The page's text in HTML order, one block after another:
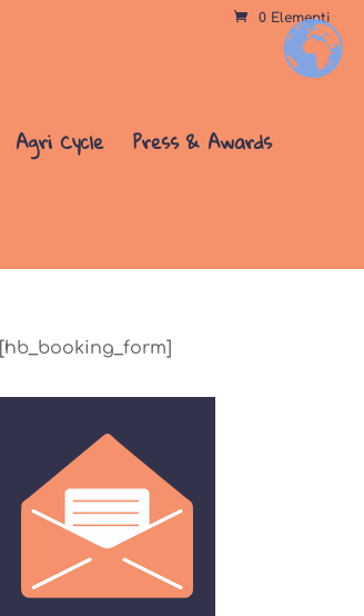
0 Elementi
Agri Cycle
Press & Awards
[hb_booking_form]
+